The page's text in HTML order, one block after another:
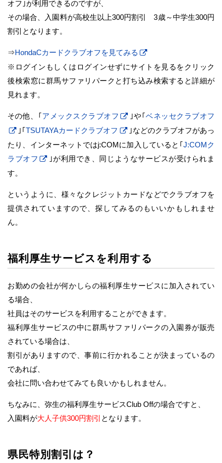
オフ｣が利用できるのですが、
その場合、入園料が高校生以上300円割引 3歳～中学生300円
割引となります。
⇒HondaCカードクラブオフを見てみる
※ログインもしくはログインせずにサイトを見るをクリック
後検索窓に群馬サファリパークと打ち込み検索すると詳細が
見れます。
その他、｢アメックスクラブオフ ｣や｢ベネッセクラブオフ
｣｢TSUTAYAカードクラブオフ
｣などのクラブオフがあっ
たり、インターネットではj:COMに加入していると｢J:COMク
ラブオフ
｣が利用でき、同じようなサービスが受けられま
す。
というように、様々なクレジットカードなどでクラブオフを
提供されていますので、探してみるのもいいかもしれませ
ん。
福利厚生サービスを利用する
お勤めの会社が何かしらの福利厚生サービスに加入されてい
る場合、
社員はそのサービスを利用することができます。
福利厚生サービスの中に群馬サファリパークの入園券が販売
されている場合は、
割引がありますので、事前に行かれることが決まっているの
であれば、
会社に問い合わせてみても良いかもしれません。
ちなみに、弥生の福利厚生サービスClub Offの場合ですと、
入園料が大人子供300円割引 となります。
県民特別割引は？